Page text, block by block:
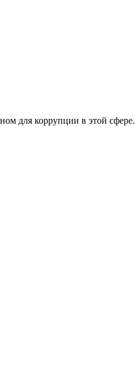
для коррупции в этой сфере.